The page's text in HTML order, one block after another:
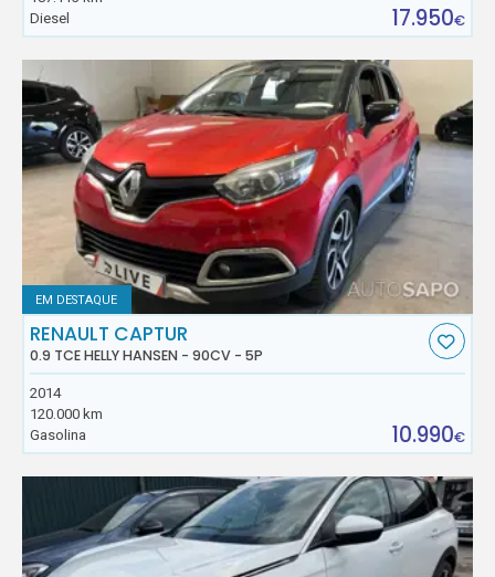
Diesel
17.950€
EM DESTAQUE
RENAULT CAPTUR
0.9 TCE HELLY HANSEN - 90CV - 5P
2014
120.000 km
Gasolina
10.990€